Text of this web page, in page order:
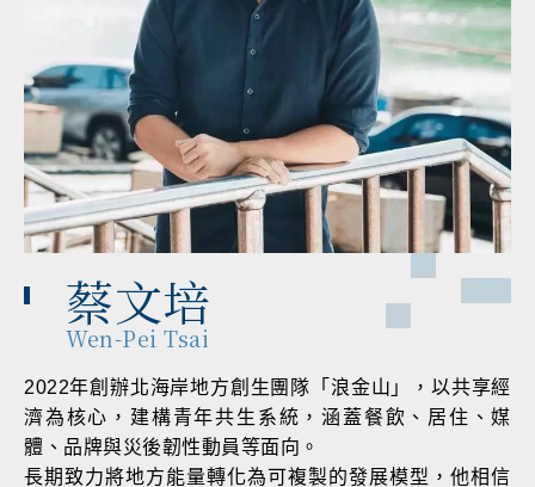
蔡文培
Wen-Pei Tsai
2022年創辦北海岸地方創生團隊「浪金山」，以共享經
濟為核心，建構青年共生系統，涵蓋餐飲、居住、媒
體、品牌與災後韌性動員等面向。
長期致力將地方能量轉化為可複製的發展模型，他相信